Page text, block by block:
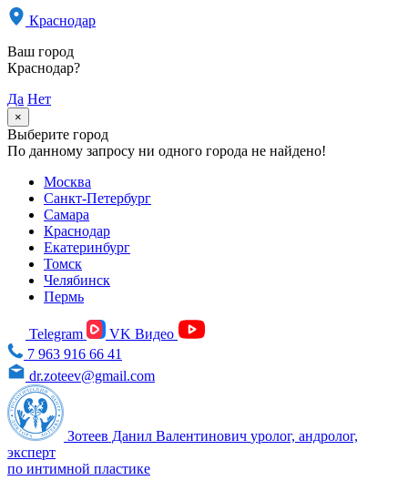
Краснодар
Ваш город
Краснодар?
Да Нет
×
Выберите город
По данному запросу ни одного города не найдено!
Москва
Санкт-Петербург
Самара
Краснодар
Екатеринбург
Томск
Челябинск
Пермь
Telegram
VK Видео
7 963 916 66 41
dr.zoteev@gmail.com
Зотеев Данил Валентинович уролог, андролог,
эксперт
по интимной пластике